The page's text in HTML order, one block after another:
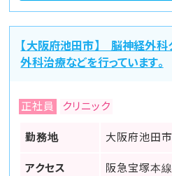
【大阪府池田市】 脳神経外科
外科治療などを行っています。
正社員 クリニック
勤務地 大阪府池田市
アクセス
阪急宝塚本